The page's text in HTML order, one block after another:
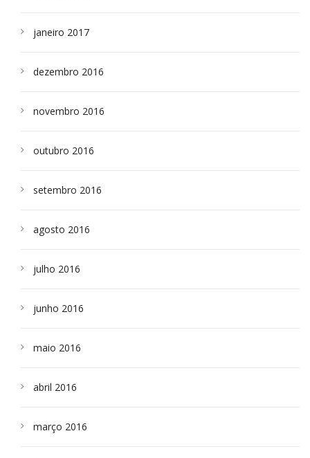
janeiro 2017
dezembro 2016
novembro 2016
outubro 2016
setembro 2016
agosto 2016
julho 2016
junho 2016
maio 2016
abril 2016
março 2016